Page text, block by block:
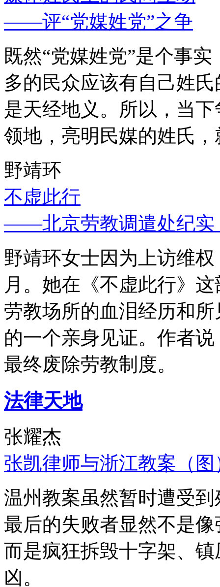
——评“党媒姓党”之争
既然“党媒姓党”是个事
多的民众应该有自己姓
是天经地义。所以，当
领地，亮明民媒的姓氏
野靖环
不虚此行
——北京劳教调遣处纪实
野靖环女士因为上访维
月。她在《不虚此行》
劳教场所的血泪经历和
的一个亲身见证。作者
最终废除劳教制度。
法律天地
张耀杰
张凯律师与浙江教案（图
温州教案虽然暂时遭受
最后的失败者显然不是
而是疯狂拆毁十字架、
凶。